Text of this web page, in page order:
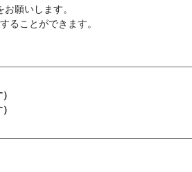
願いします。
ることができます。